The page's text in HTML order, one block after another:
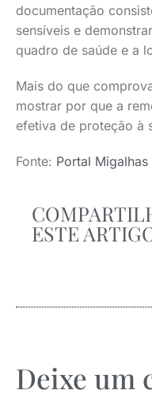
documentação
sensíveis e
quadro de saúde e a
Mais do que
mostrar por que a
efetiva de proteção à
Fonte: Portal Migalhas
ESTE
Deixe um